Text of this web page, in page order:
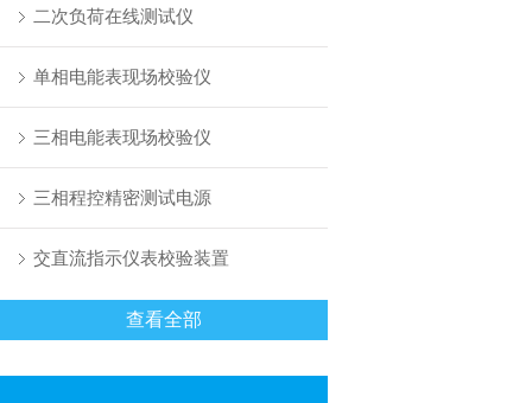
二次负荷在线测试仪
单相电能表现场校验仪
三相电能表现场校验仪
三相程控精密测试电源
交直流指示仪表校验装置
查看全部